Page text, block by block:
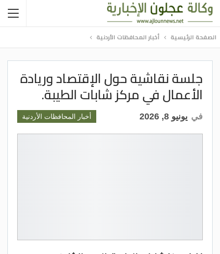
الصفحة الرئيسية أخبار المحافظات الأردنية
جلسة نقاشية حول الإقتصاد وريادة
الأعمال في مركز شابات الطيبة.
أخبار المحافظات الأردنية في يونيو 8, 2026